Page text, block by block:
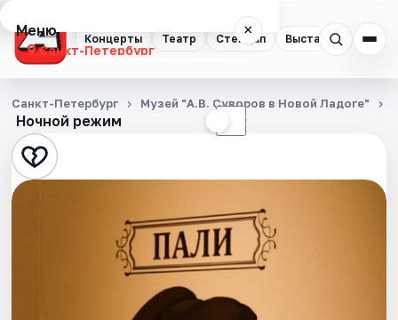
Концерты Театр Стендап Выставки
Меню ×
Санкт-Петербург
Концерты
Театр
Стендап
Ночной режим ☾
Санкт-Петербург Музей "А.В. Суворов в Новой Ладоге"